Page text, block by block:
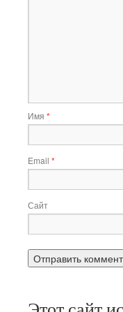
Имя *
Email *
Сайт